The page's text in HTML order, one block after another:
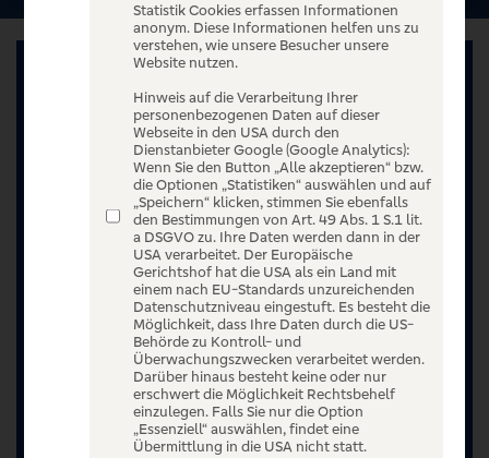
Statistik Cookies erfassen Informationen
anonym. Diese Informationen helfen uns zu
verstehen, wie unsere Besucher unsere
Website nutzen.
Hinweis auf die Verarbeitung Ihrer
personenbezogenen Daten auf dieser
Webseite in den USA durch den
Dienstanbieter Google (Google Analytics):
Wenn Sie den Button „Alle akzeptieren“ bzw.
die Optionen „Statistiken“ auswählen und auf
„Speichern“ klicken, stimmen Sie ebenfalls
den Bestimmungen von Art. 49 Abs. 1 S.1 lit.
a DSGVO zu. Ihre Daten werden dann in der
USA verarbeitet. Der Europäische
Gerichtshof hat die USA als ein Land mit
einem nach EU-Standards unzureichenden
Datenschutzniveau eingestuft. Es besteht die
Möglichkeit, dass Ihre Daten durch die US-
Behörde zu Kontroll- und
Überwachungszwecken verarbeitet werden.
Darüber hinaus besteht keine oder nur
erschwert die Möglichkeit Rechtsbehelf
einzulegen. Falls Sie nur die Option
„Essenziell“ auswählen, findet eine
Übermittlung in die USA nicht statt.